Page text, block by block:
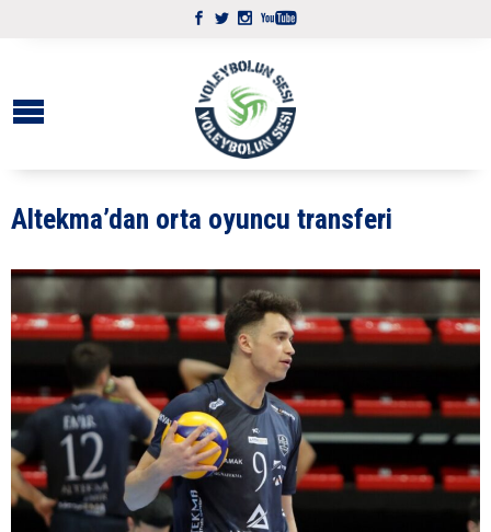
Altekma’dan orta oyuncu transferi